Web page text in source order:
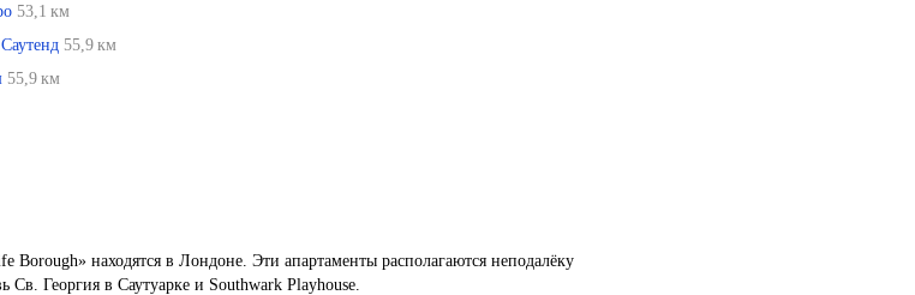
53,1 км
55,9 км
55,9 км
находятся в Лондоне. Эти апартаменты располагаются неподалёку
Георгия в Саутуарке и Southwark Playhouse.